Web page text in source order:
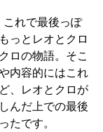
れで最後っぽ
っとレオとクロ
ロの物語。そこ
内容的にはこれ
、レオとクロが
んだ上での最後
たです。